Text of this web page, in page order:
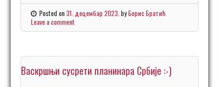
Posted on31. децембар 2023.byБорис Братић
Leave a comment
Васкршњи сусрети планинара Србије :-)